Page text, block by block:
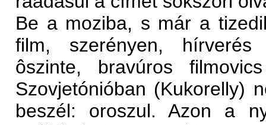
Be a moziba, s már a
film, szerényen, hírverés
ôszinte, bravúros
Szovjetónióban (Kukorelly)
beszél: oroszul. Azon a